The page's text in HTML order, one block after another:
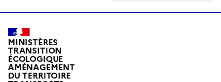
MINISTÈRES
TRANSITION
ÉCOLOGIQUE
AMÉNAGEMENT
DU TERRITOIRE